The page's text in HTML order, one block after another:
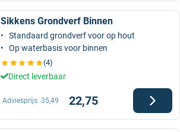
Sikkens Grondverf Binnen
Standaard grondverf voor op hout
Op waterbasis voor binnen
(4)
Direct leverbaar
22,75
Adviesprijs: 35,49